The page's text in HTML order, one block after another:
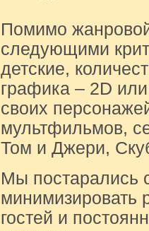
Помимо
следующими
детские,
графика – 2D
своих
мультфильмов,
Том и Джери,
Мы постарались
минимизировать
гостей и